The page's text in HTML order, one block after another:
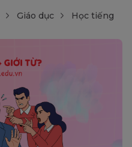
Giáo dục
Học tiếng